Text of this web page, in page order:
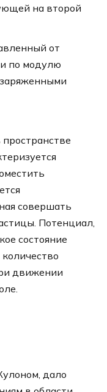
на второй
от
по модулю
совершать
Потенциал,
состояние
движении
дало